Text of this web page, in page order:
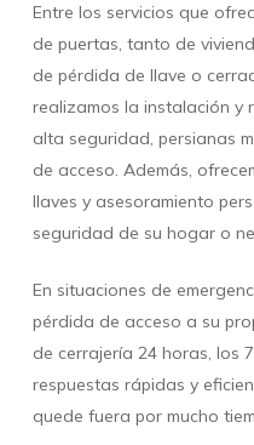
Entre los servicios que
de puertas, tanto de
de pérdida de llave o
realizamos la instalación y
alta seguridad, persianas
de acceso. Además,
llaves y asesoramiento
seguridad de su hogar o
En situaciones de
pérdida de acceso a su
de cerrajería 24 horas, los
respuestas rápidas y
quede fuera por mucho